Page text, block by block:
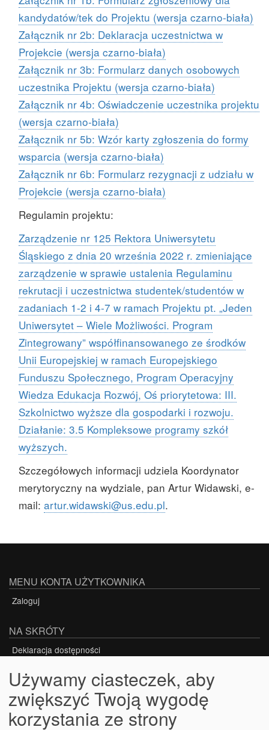
kandydatów/tek do Projektu (wersja czarno-biała)
Załącznik nr 2b: Deklaracja uczestnictwa w
Projekcie (wersja czarno-biała)
Załącznik nr 3b: Formularz danych osobowych
uczestnika Projektu (wersja czarno-biała)
Załącznik nr 4b: Oświadczenie uczestnika projektu
(wersja czarno-biała)
Załącznik nr 5b: Wzór karty zgłoszenia do formy
wsparcia (wersja czarno-biała)
Załącznik nr 6b: Formularz rezygnacji z udziału w
Projekcie (wersja czarno-biała)
Regulamin projektu:
Zarządzenie nr 125 Rektora Uniwersytetu
Śląskiego z dnia 20 września 2022 r. zmieniające
zarządzenie w sprawie ustalenia Regulaminu
rekrutacji i uczestnictwa studentek/studentów w
zadaniach 1-2 i 4-7 w ramach Projektu pt. „Jeden
Uniwersytet – Wiele Możliwości. Program
Zintegrowany” współfinansowanego ze środków
Unii Europejskiej w ramach Europejskiego
Funduszu Społecznego, Program Operacyjny
Wiedza Edukacja Rozwój, Oś priorytetowa: III.
Szkolnictwo wyższe dla gospodarki i rozwoju.
Działanie: 3.5 Kompleksowe programy szkół
wyższych.
Szczegółowych informacji udziela Koordynator
merytoryczny na wydziale, pan Artur Widawski, e-
mail: artur.widawski@us.edu.pl.
MENU KONTA UŻYTKOWNIKA
Zaloguj
NA SKRÓTY
Deklaracja dostępności
Projekt nr POWR.03.05.00-00-Z301/18-00
PROJEKT WSPÓŁFINANSOWANY ZE ŚRODKÓW
Używamy ciasteczek, aby
zwiększyć Twoją wygodę
korzystania ze strony